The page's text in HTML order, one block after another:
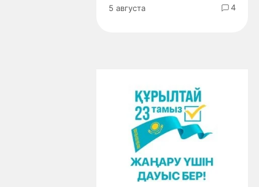
5 августа 4